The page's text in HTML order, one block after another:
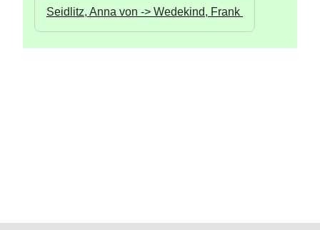
Seidlitz, Anna von -> Wedekind, Frank